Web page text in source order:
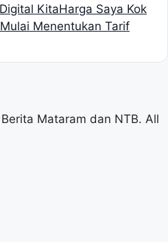
KitaHarga Saya Kok
Menentukan Tarif
Mataram dan NTB. All